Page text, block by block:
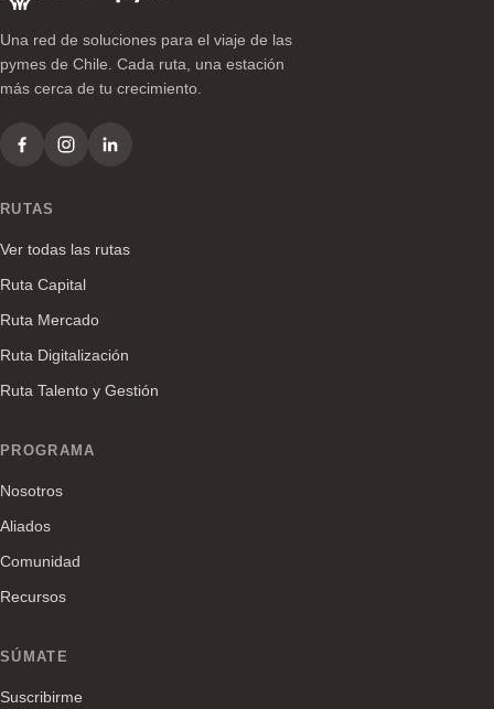
Una red de soluciones para el viaje de las
pymes de Chile. Cada ruta, una estación
más cerca de tu crecimiento.
RUTAS
Ver todas las rutas
Ruta Capital
Ruta Mercado
Ruta Digitalización
Ruta Talento y Gestión
PROGRAMA
Nosotros
Aliados
Comunidad
Recursos
SÚMATE
Suscribirme